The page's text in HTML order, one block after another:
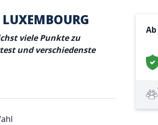
viele Punkte zu
und verschiedenste
Ab